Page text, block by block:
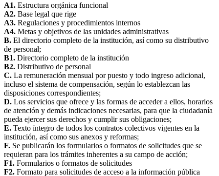
A1. Estructura orgánica funcional
A2. Base legal que rige
A3. Regulaciones y procedimientos internos
A4. Metas y objetivos de las unidades administrativas
B. El directorio completo de la institución, así como su distributivo
de personal;
B1. Directorio completo de la institución
B2. Distributivo de personal
C. La remuneración mensual por puesto y todo ingreso adicional,
incluso el sistema de compensación, según lo establezcan las
disposiciones correspondientes;
D. Los servicios que ofrece y las formas de acceder a ellos, horarios
de atención y demás indicaciones necesarias, para que la ciudadanía
pueda ejercer sus derechos y cumplir sus obligaciones;
E. Texto íntegro de todos los contratos colectivos vigentes en la
institución, así como sus anexos y reformas;
F. Se publicarán los formularios o formatos de solicitudes que se
requieran para los trámites inherentes a su campo de acción;
F1. Formularios o formatos de solicitudes
F2. Formato para solicitudes de acceso a la información pública